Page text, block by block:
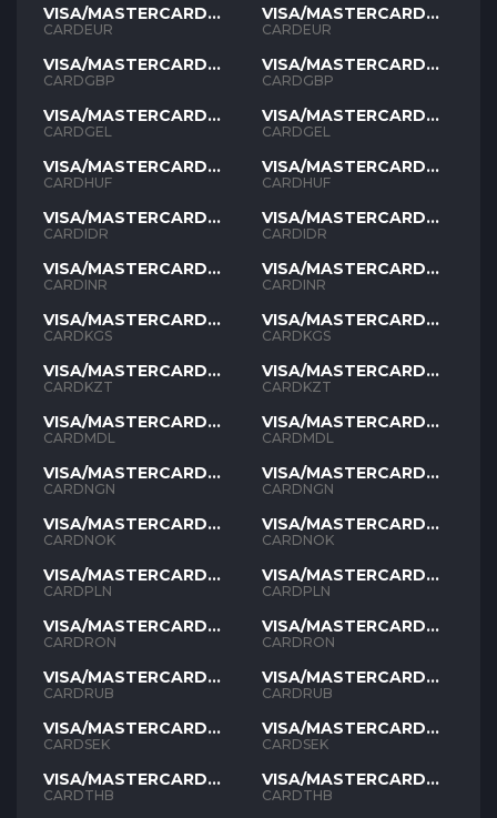
VISA/MASTERCARD
EUR
CARDEUR
VISA/MASTERCARD
GBP
CARDGBP
VISA/MASTERCARD
GEL
CARDGEL
VISA/MASTERCARD
HUF
CARDHUF
VISA/MASTERCARD
IDR
CARDIDR
VISA/MASTERCARD
INR
CARDINR
VISA/MASTERCARD
KGS
CARDKGS
VISA/MASTERCARD
KZT
CARDKZT
VISA/MASTERCARD
MDL
CARDMDL
VISA/MASTERCARD
NGN
CARDNGN
VISA/MASTERCARD
NOK
CARDNOK
VISA/MASTERCARD
PLN
CARDPLN
VISA/MASTERCARD
RON
CARDRON
VISA/MASTERCARD
RUB
CARDRUB
VISA/MASTERCARD
SEK
CARDSEK
VISA/MASTERCARD
THB
CARDTHB
VISA/MASTERCARD
EUR
CARDEUR
VISA/MASTERCARD
GBP
CARDGBP
VISA/MASTERCARD
GEL
CARDGEL
VISA/MASTERCARD
HUF
CARDHUF
VISA/MASTERCARD
IDR
CARDIDR
VISA/MASTERCARD
INR
CARDINR
VISA/MASTERCARD
KGS
CARDKGS
VISA/MASTERCARD
KZT
CARDKZT
VISA/MASTERCARD
MDL
CARDMDL
VISA/MASTERCARD
NGN
CARDNGN
VISA/MASTERCARD
NOK
CARDNOK
VISA/MASTERCARD
PLN
CARDPLN
VISA/MASTERCARD
RON
CARDRON
VISA/MASTERCARD
RUB
CARDRUB
VISA/MASTERCARD
SEK
CARDSEK
VISA/MASTERCARD
THB
CARDTHB